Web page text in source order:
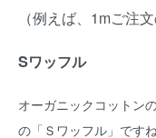
（例えば、1mご注
Sワッフル
オーガニックコットン
の「Ｓワッフル」ですね